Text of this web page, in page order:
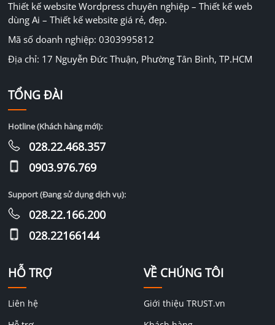
Thiết kế website Wordpress chuyên nghiệp – Thiết kế web
dùng Ai – Thiết kế website giá rẻ, đẹp.
Mã số doanh nghiệp: 0303995812
Địa chỉ: 17 Nguyễn Đức Thuận, Phường Tân Bình, TP.HCM
HỖ TRỢ
Liên hệ
VỀ CHÚNG TÔI
Giới thiệu TRUST.vn
TỔNG ĐÀI
Hotline (Khách hàng mới):
028.22.468.357
0903.976.769
Support (Đang sử dụng dịch vụ):
028.22.166.200
028.22166144